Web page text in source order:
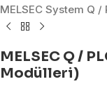
MELSEC System Q
MELSEC Q /
Modülleri)